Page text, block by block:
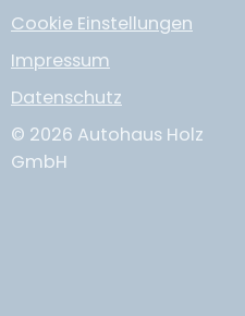
Cookie Einstellungen
Impressum
Datenschutz
© 2026 Autohaus Holz
GmbH